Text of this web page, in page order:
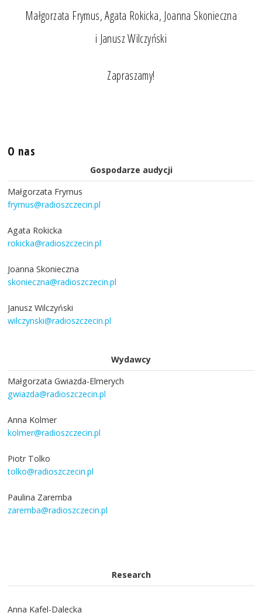
Małgorzata Frymus, Agata Rokicka, Joanna Skonieczna
i Janusz Wilczyński
Zapraszamy!
O nas
Gospodarze audycji
Małgorzata Frymus
frymus@radioszczecin.pl
Agata Rokicka
rokicka@radioszczecin.pl
Joanna Skonieczna
skonieczna@radioszczecin.pl
Janusz Wilczyński
wilczynski@radioszczecin.pl
Wydawcy
Małgorzata Gwiazda-Elmerych
gwiazda@radioszczecin.pl
Anna Kolmer
kolmer@radioszczecin.pl
Piotr Tolko
tolko@radioszczecin.pl
Paulina Zaremba
zaremba@radioszczecin.pl
Research
Anna Kafel-Dalecka